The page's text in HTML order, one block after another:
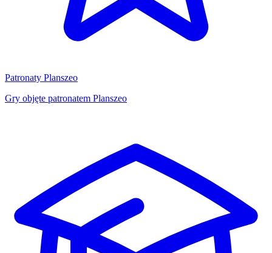
Patronaty Planszeo
Gry objęte patronatem Planszeo